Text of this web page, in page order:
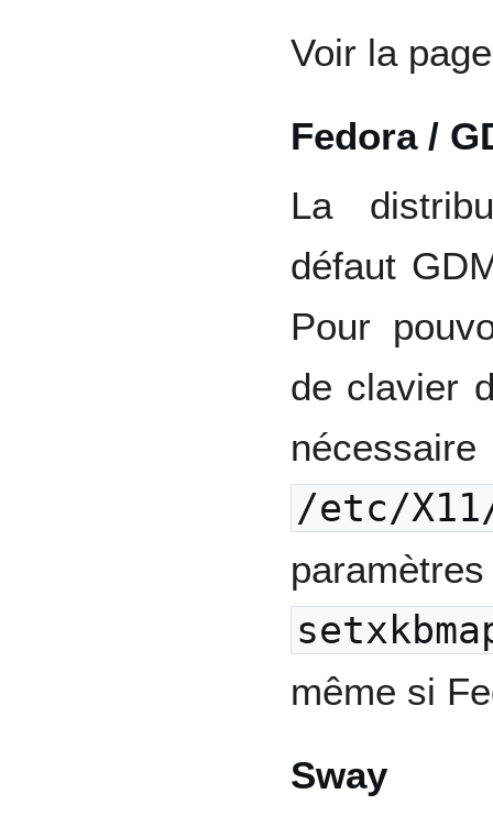
Voir la
Fedora /
La
défaut
Pour
de clavier
/etc/X11/
même si
Sway